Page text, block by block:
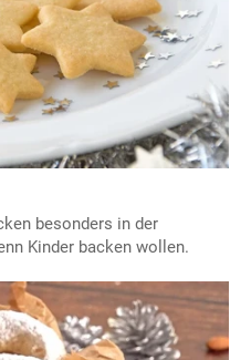
besonders in der
Kinder backen wollen.